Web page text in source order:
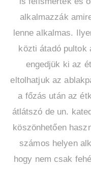
alkalmazzák
lenne alkalmas.
közti átadó pultok
engedjük ki az
eltolhatjuk az
a főzás után az
átlátszó de un.
köszönhetően
számos helyen
hogy nem csak